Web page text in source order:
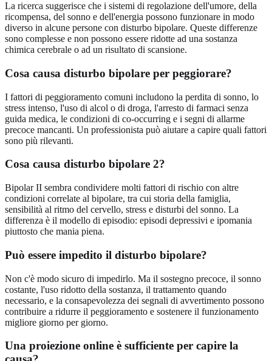
La ricerca suggerisce che i sistemi di regolazione dell'umore, della
ricompensa, del sonno e dell'energia possono funzionare in modo
diverso in alcune persone con disturbo bipolare. Queste differenze
sono complesse e non possono essere ridotte ad una sostanza
chimica cerebrale o ad un risultato di scansione.
Cosa causa disturbo bipolare per peggiorare?
I fattori di peggioramento comuni includono la perdita di sonno, lo
stress intenso, l'uso di alcol o di droga, l'arresto di farmaci senza
guida medica, le condizioni di co-occurring e i segni di allarme
precoce mancanti. Un professionista può aiutare a capire quali fattori
sono più rilevanti.
Cosa causa disturbo bipolare 2?
Bipolar II sembra condividere molti fattori di rischio con altre
condizioni correlate al bipolare, tra cui storia della famiglia,
sensibilità al ritmo del cervello, stress e disturbi del sonno. La
differenza è il modello di episodio: episodi depressivi e ipomania
piuttosto che mania piena.
Può essere impedito il disturbo bipolare?
Non c'è modo sicuro di impedirlo. Ma il sostegno precoce, il sonno
costante, l'uso ridotto della sostanza, il trattamento quando
necessario, e la consapevolezza dei segnali di avvertimento possono
contribuire a ridurre il peggioramento e sostenere il funzionamento
migliore giorno per giorno.
Una proiezione online è sufficiente per capire la